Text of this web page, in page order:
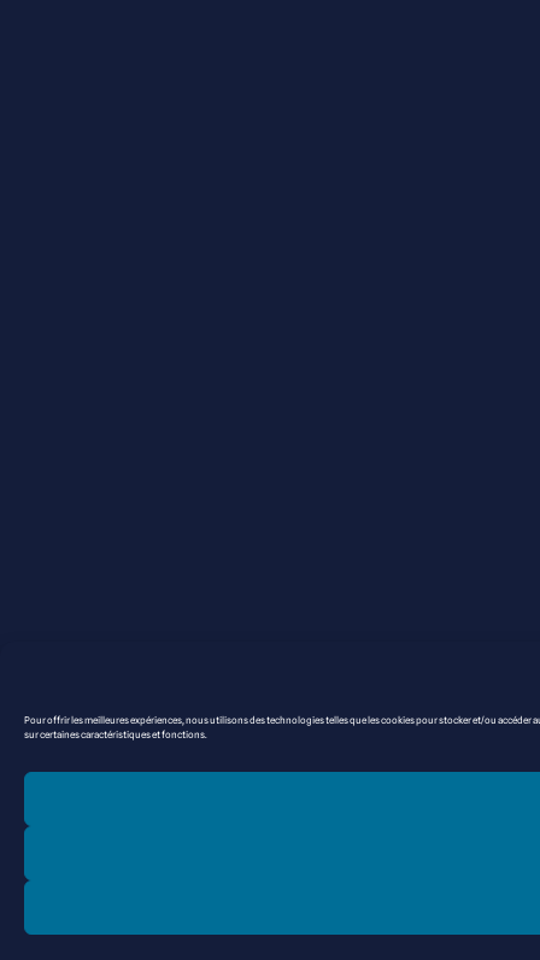
Pour offrir les meilleures expériences, nous utilisons des technologies telles que les cookies pour stocker et/ou
sur certaines caractéristiques et fonctions.